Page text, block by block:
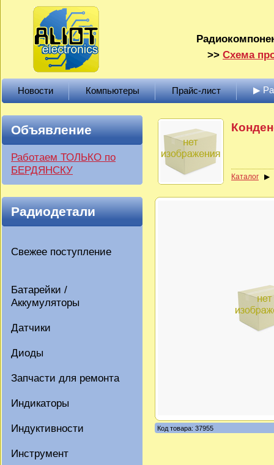
>> Схема
Новости Компьютеры Прайс-лист ▶
Объявление
Работаем ТОЛЬКО по
БЕРДЯНСКУ
Радиодетали
Свежее поступление
Батарейки /
Аккумуляторы
Датчики
Диоды
Запчасти для ремонта
Индикаторы
Индуктивности
Инструмент
Каталог
Код товара: 37955